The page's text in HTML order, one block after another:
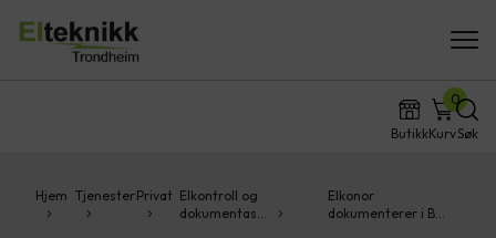
ButikkKurv
0
Søk
Hjem TjenesterPrivat Elkontroll og
dokumentas…
Elkonor
dokumenterer i B…